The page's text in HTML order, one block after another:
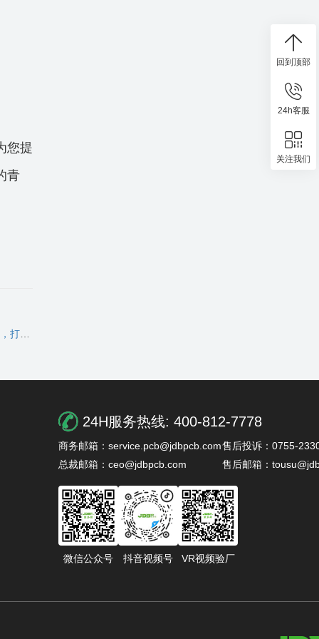
您提
青
准！
24H服务热线: 400-812-7778
商务邮箱：service.pcb@jdbpcb.com售后投诉：0755-
总裁邮箱：ceo@jdbpcb.com
售后邮箱：
微信公众号 抖音视频号 VR视频验厂
回到顶部
24h客服
关注我们